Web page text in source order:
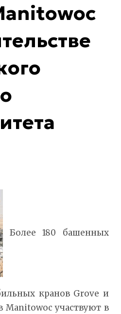
Более 180 башенных
кранов Grove и
Manitowoc участвуют в